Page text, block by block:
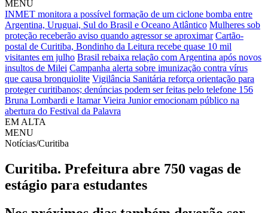
MENU
INMET monitora a possível formação de um ciclone bomba entre
Argentina, Uruguai, Sul do Brasil e Oceano Atlântico Mulheres sob
proteção receberão aviso quando agressor se aproximar Cartão-
postal de Curitiba, Bondinho da Leitura recebe quase 10 mil
visitantes em julho Brasil rebaixa relação com Argentina após novos
insultos de Milei Campanha alerta sobre imunização contra vírus
que causa bronquiolite Vigilância Sanitária reforça orientação para
proteger curitibanos; denúncias podem ser feitas pelo telefone 156
Bruna Lombardi e Itamar Vieira Junior emocionam público na
abertura do Festival da Palavra
EM ALTA
MENU
Notícias/Curitiba
Curitiba. Prefeitura abre 750 vagas de
estágio para estudantes